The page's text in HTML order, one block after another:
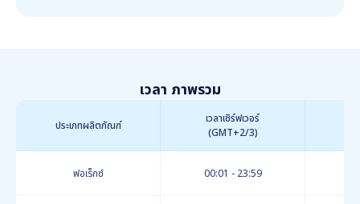
เวลา ภาพรวม
ประเภทผลิตภัณฑ์
เวลาเซิร์ฟเวอร์
(GMT+2/3)
ฟอเร็กซ์ 00:01 - 23:59